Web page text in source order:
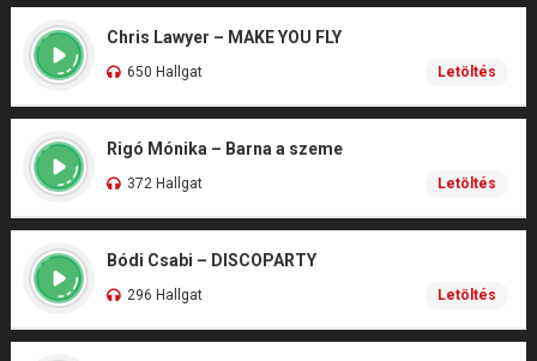
Chris Lawyer – MAKE YOU FLY
650 Hallgat Letöltés
Rigó Mónika – Barna a szeme
372 Hallgat Letöltés
Bódi Csabi – DISCOPARTY
296 Hallgat Letöltés